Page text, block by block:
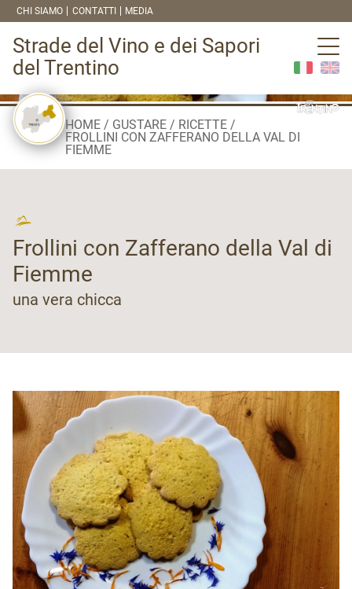
CHI SIAMO CONTATTI MEDIA
Strade del Vino e dei Sapori
del Trentino
HOME GUSTARE
RICETTE
FROLLINI CON ZAFFERANO DELLA VAL DI
FIEMME
Frollini con Zafferano della Val di
Fiemme
una vera chicca